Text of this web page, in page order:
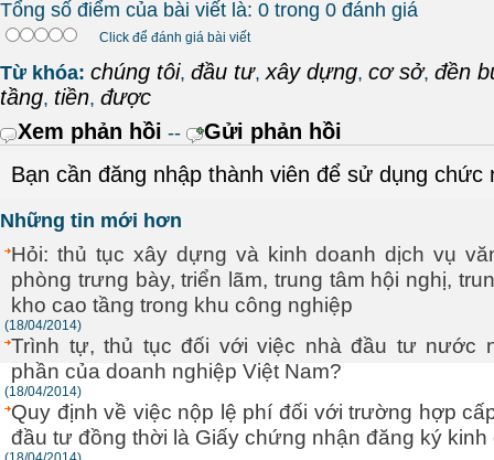
Tổng số điểm của bài viết là: 0 trong 0 đánh giá
Click để đánh giá bài viết
Từ khóa: chúng tôi, đầu tư, xây dựng, cơ sở, đền
tầng, tiền, được
Xem phản hồi --
Gửi phản hồi
Bạn cần đăng nhập thành viên để sử dụng chức
Những tin mới hơn
Hỏi: thủ tục xây dựng và kinh doanh dịch vụ
phòng trưng bày, triển lãm, trung tâm hội nghị,
kho cao tầng trong khu công nghiệp
(18/04/2014)
Trình tự, thủ tục đối với việc nhà đầu tư nước
phần của doanh nghiệp Việt Nam?
(18/04/2014)
Quy định về việc nộp lệ phí đối với trường hợp
đầu tư đồng thời là Giấy chứng nhận đăng ký kinh